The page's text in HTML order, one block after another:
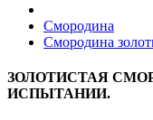
Смородина
Смородина
ЗОЛОТИСТАЯ
ИСПЫТАНИИ.